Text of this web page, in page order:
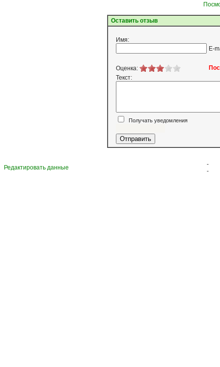
Оставить отзыв
Имя:
E-
Оценка:
Текст:
Получать уведомления
Редактировать данные
-
-